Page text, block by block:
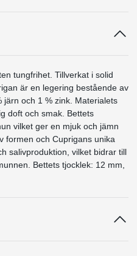
tungfrihet. Tillverkat i solid
är en legering bestående av
järn och 1 % zink. Materialets
doft och smak. Bettets
vilket ger en mjuk och jämn
formen och Cuprigans unika
salivproduktion, vilket bidrar till
Bettets tjocklek: 12 mm,